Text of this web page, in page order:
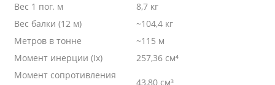
Вес 1 пог. м
8,7 кг
Вес балки (12 м)
~104,4 кг
Метров в тонне
~115 м
Момент инерции (Ix)
257,36 см⁴
Момент сопротивления
43,80 см³